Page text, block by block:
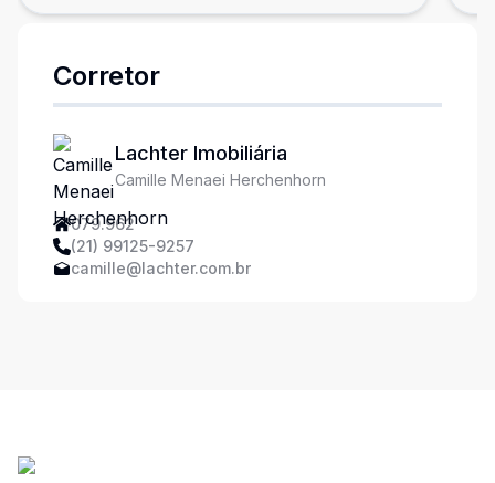
Corretor
Lachter Imobiliária
Camille Menaei Herchenhorn
079.962
(21) 99125-9257
camille@lachter.com.br